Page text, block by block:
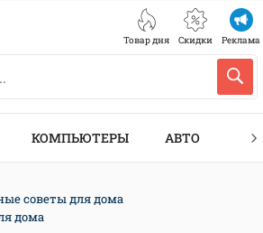
Товар дня Скидки Реклама
КОМПЬЮТЕРЫ АВТО
советы для дома
дома